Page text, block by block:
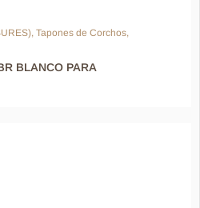
, Tapones de Corchos,
BLANCO PARA